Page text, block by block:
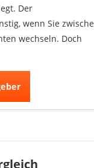
Der
wenn Sie
wechseln. Doch